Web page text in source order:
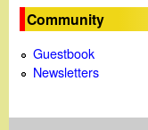
Community
Guestbook
Newsletters